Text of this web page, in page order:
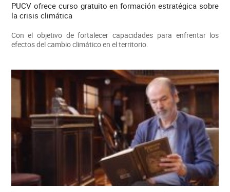
PUCV ofrece curso gratuito en formación estratégica sobre
la crisis climática
Con el objetivo de fortalecer capacidades para enfrentar los
efectos del cambio climático en el territorio.